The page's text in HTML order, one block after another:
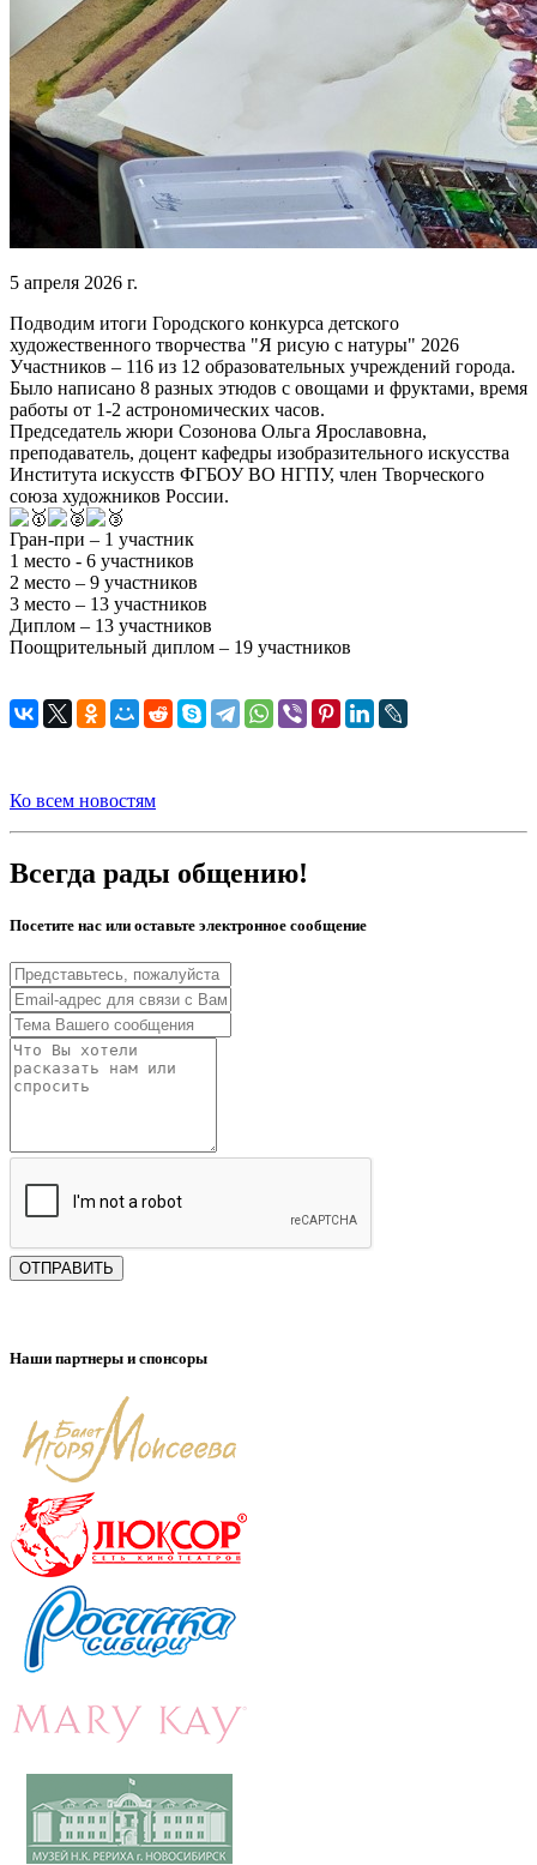
5 апреля 2026 г.
Подводим итоги Городского конкурса детского
художественного творчества "Я рисую с натуры" 2026
Участников – 116 из 12 образовательных учреждений города.
Было написано 8 разных этюдов с овощами и фруктами, время
работы от 1-2 астрономических часов.
Председатель жюри Созонова Ольга Ярославовна,
преподаватель, доцент кафедры изобразительного искусства
Института искусств ФГБОУ ВО НГПУ, член Творческого
союза художников России.
Гран-при – 1 участник
1 место - 6 участников
2 место – 9 участников
3 место – 13 участников
Диплом – 13 участников
Поощрительный диплом – 19 участников
Ко всем новостям
Всегда рады общению!
Посетите нас или оставьте электронное сообщение
ОТПРАВИТЬ
Наши партнеры и спонсоры